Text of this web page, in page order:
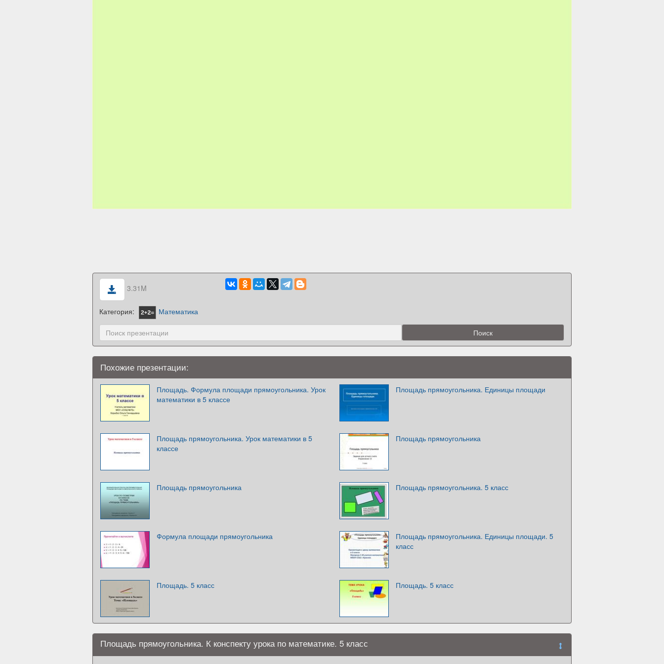
3.31M
Категория: Математика
Похожие презентации:
Площадь. Формула площади прямоугольника. Урок
математики в 5 классе
Площадь прямоугольника. Единицы площади
Площадь прямоугольника. Урок математики в 5
классе
Площадь прямоугольника
Площадь прямоугольника Площадь прямоугольника. 5 класс
Формула площади прямоугольника
Площадь прямоугольника. Единицы площади. 5
класс
Площадь. 5 класс Площадь. 5 класс
Площадь прямоугольника. К конспекту урока по математике. 5 класс